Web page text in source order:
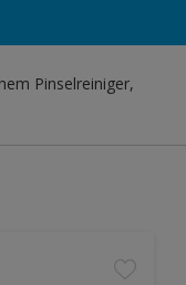
Pinselreiniger,